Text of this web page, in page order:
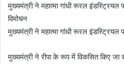
मुख्यमंत्री ने महात्मा गांधी रूरल इंडस्ट्रियल
विमोचन
मुख्यमंत्री ने महात्मा गांधी रूरल इंडस्ट्रियल
मुख्यमंत्री ने रीपा के रूप में विकसित किए जा